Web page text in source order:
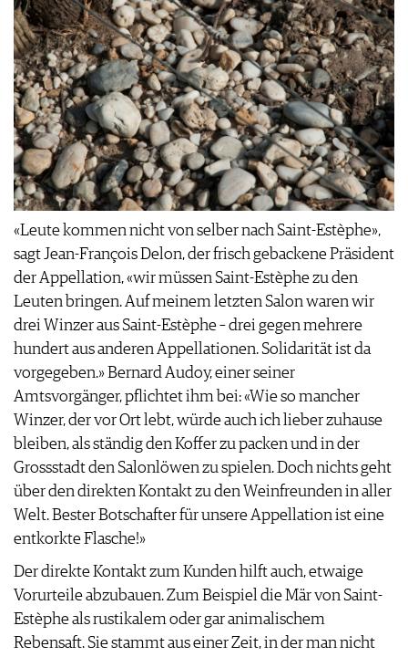
«Leute kommen nicht von selber nach Saint-Estèphe»,
sagt Jean-François Delon, der frisch gebackene Präsident
der Appellation, «wir müssen Saint-Estèphe zu den
Leuten bringen. Auf meinem letzten Salon waren wir
drei Winzer aus Saint-Estèphe – drei gegen mehrere
hundert aus anderen Appellationen. Solidarität ist da
vorgegeben.» Bernard Audoy, einer seiner
Amtsvorgänger, pflichtet ihm bei: «Wie so mancher
Winzer, der vor Ort lebt, würde auch ich lieber zuhause
bleiben, als ständig den Koffer zu packen und in der
Grossstadt den Salonlöwen zu spielen. Doch nichts geht
über den direkten Kontakt zu den Weinfreunden in aller
Welt. Bester Botschafter für unsere Appellation ist eine
entkorkte Flasche!»
Der direkte Kontakt zum Kunden hilft auch, etwaige
Vorurteile abzubauen. Zum Beispiel die Mär von Saint-
Estèphe als rustikalem oder gar animalischem
Rebensaft. Sie stammt aus einer Zeit, in der man nicht